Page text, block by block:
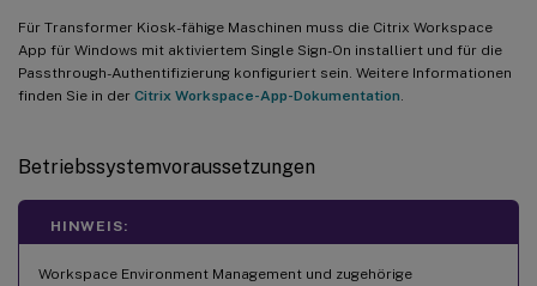
Für Transformer Kiosk-fähige Maschinen muss die Citrix Workspace
App für Windows mit aktiviertem Single Sign-On installiert und für die
Passthrough-Authentifizierung konfiguriert sein. Weitere Informationen
finden Sie in der Citrix Workspace-App-Dokumentation
Betriebssystemvoraussetzungen
HINWEIS:
Workspace Environment Management und zugehörige